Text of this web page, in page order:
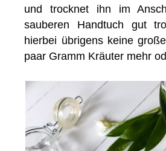
und trocknet ihn im
sauberen Handtuch gut
hierbei übrigens keine
paar Gramm Kräuter mehr